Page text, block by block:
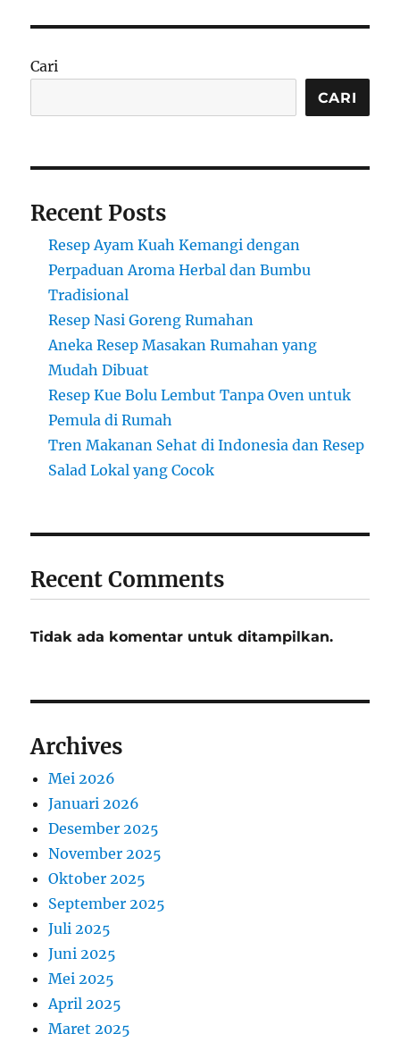
Cari
CARI
Recent Posts
Resep Ayam Kuah Kemangi dengan
Perpaduan Aroma Herbal dan Bumbu
Tradisional
Resep Nasi Goreng Rumahan
Aneka Resep Masakan Rumahan yang
Mudah Dibuat
Resep Kue Bolu Lembut Tanpa Oven untuk
Pemula di Rumah
Tren Makanan Sehat di Indonesia dan Resep
Salad Lokal yang Cocok
Recent Comments
Tidak ada komentar untuk ditampilkan.
Archives
Mei 2026
Januari 2026
Desember 2025
November 2025
Oktober 2025
September 2025
Juli 2025
Juni 2025
Mei 2025
April 2025
Maret 2025